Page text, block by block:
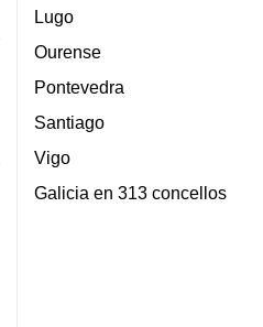
Lugo
Ourense
Pontevedra
Santiago
Vigo
Galicia en 313 concellos